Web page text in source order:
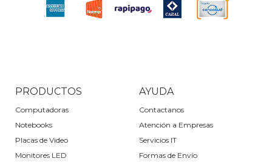
PRODUCTOS
Computadoras
Notebooks
Placas de Video
Monitores LED
AYUDA
Contactanos
Atención a Empresas
Servicios IT
Formas de Envío